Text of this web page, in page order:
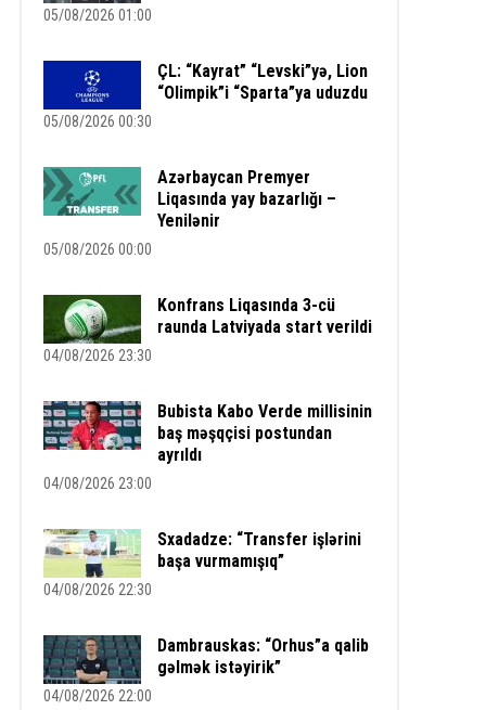
05/08/2026 01:00
ÇL: “Kayrat” “Levski”yə, Lion
“Olimpik”i “Sparta”ya uduzdu
05/08/2026 00:30
Azərbaycan Premyer
Liqasında yay bazarlığı –
Yenilənir
05/08/2026 00:00
Konfrans Liqasında 3-cü
raunda Latviyada start verildi
04/08/2026 23:30
Bubista Kabo Verde millisinin
baş məşqçisi postundan
ayrıldı
04/08/2026 23:00
Sxadadze: “Transfer işlərini
başa vurmamışıq”
04/08/2026 22:30
Dambrauskas: “Orhus”a qalib
gəlmək istəyirik”
04/08/2026 22:00